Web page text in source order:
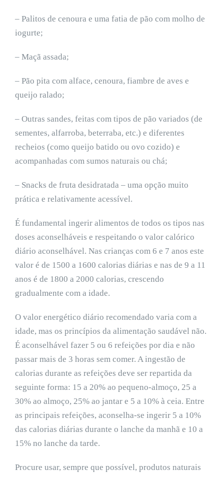
– Palitos de cenoura e uma fatia de pão com molho de
iogurte;
– Maçã assada;
– Pão pita com alface, cenoura, fiambre de aves e
queijo ralado;
– Outras sandes, feitas com tipos de pão variados (de
sementes, alfarroba, beterraba, etc.) e diferentes
recheios (como queijo batido ou ovo cozido) e
acompanhadas com sumos naturais ou chá;
– Snacks de fruta desidratada – uma opção muito
prática e relativamente acessível.
É fundamental ingerir alimentos de todos os tipos nas
doses aconselháveis e respeitando o valor calórico
diário aconselhável. Nas crianças com 6 e 7 anos este
valor é de 1500 a 1600 calorias diárias e nas de 9 a 11
anos é de 1800 a 2000 calorias, crescendo
gradualmente com a idade.
O valor energético diário recomendado varia com a
idade, mas os princípios da alimentação saudável não.
É aconselhável fazer 5 ou 6 refeições por dia e não
passar mais de 3 horas sem comer. A ingestão de
calorias durante as refeições deve ser repartida da
seguinte forma: 15 a 20% ao pequeno-almoço, 25 a
30% ao almoço, 25% ao jantar e 5 a 10% à ceia. Entre
as principais refeições, aconselha-se ingerir 5 a 10%
das calorias diárias durante o lanche da manhã e 10 a
15% no lanche da tarde.
Procure usar, sempre que possível, produtos naturais